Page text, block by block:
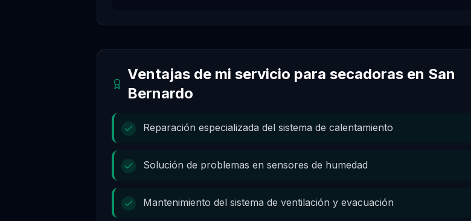
Ventajas de mi servicio parasecadoras en San
Bernardo
Reparación especializada del sistema de calentamiento
Solución de problemas en sensores de humedad
Mantenimiento del sistema de ventilación y evacuación